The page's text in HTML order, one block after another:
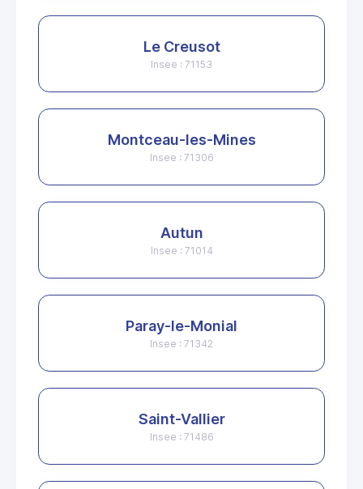
Le Creusot
Insee : 71153
Montceau-les-Mines
Insee : 71306
Autun
Insee : 71014
Paray-le-Monial
Insee : 71342
Saint-Vallier
Insee : 71486